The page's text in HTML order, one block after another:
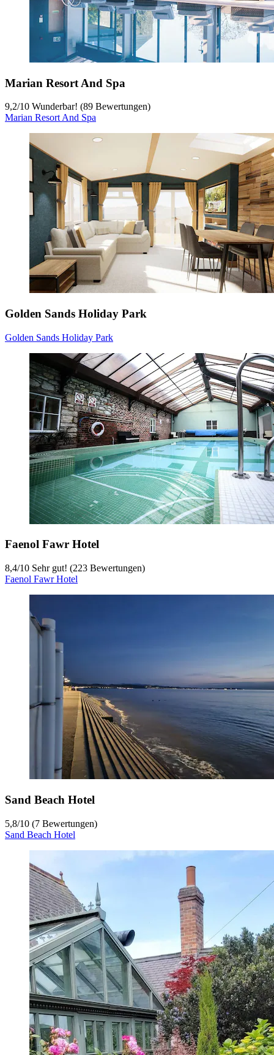
Marian Resort And Spa
9,2/10 Wunderbar! (89 Bewertungen)
Marian Resort And Spa
Golden Sands Holiday Park
Golden Sands Holiday Park
Faenol Fawr Hotel
8,4/10 Sehr gut! (223 Bewertungen)
Faenol Fawr Hotel
Sand Beach Hotel
5,8/10 (7 Bewertungen)
Sand Beach Hotel